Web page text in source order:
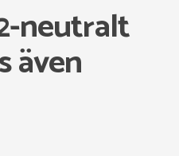
neutralt
även